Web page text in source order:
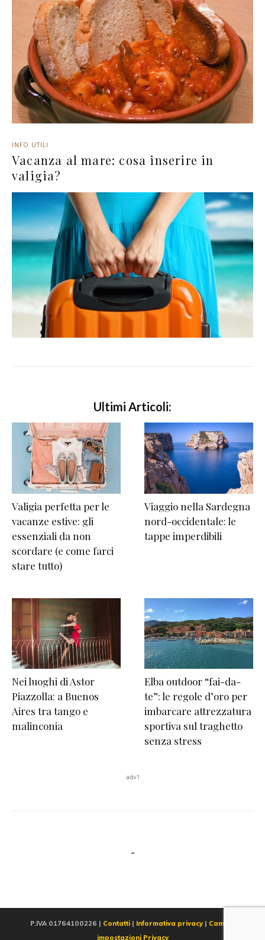
INFO UTILI
Vacanza al mare: cosa inserire in
valigia?
Ultimi Articoli:
Valigia perfetta per le
vacanze estive: gli
essenziali da non
scordare (e come farci
stare tutto)
Viaggio nella Sardegna
nord-occidentale: le
tappe imperdibili
Nei luoghi di Astor
Piazzolla: a Buenos
Aires tra tango e
malinconia
Elba outdoor “fai-da-
te”: le regole d’oro per
imbarcare attrezzatura
sportiva sul traghetto
senza stress
adv1
-
P.IVA 01764100226 | Contatti| Informativa privacy| Cambia
impostazioni Privacy